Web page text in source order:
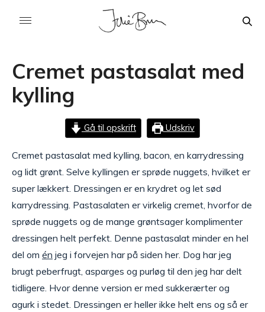
Cremet pastasalat med
kylling
Gå til opskrift Udskriv
Cremet pastasalat med kylling, bacon, en karrydressing
og lidt grønt. Selve kyllingen er sprøde nuggets, hvilket er
super lækkert. Dressingen er en krydret og let sød
karrydressing. Pastasalaten er virkelig cremet, hvorfor de
sprøde nuggets og de mange grøntsager komplimenter
dressingen helt perfekt. Denne pastasalat minder en hel
del om én jeg i forvejen har på siden her. Dog har jeg
brugt peberfrugt, asparges og purløg til den jeg har delt
tidligere. Hvor denne version er med sukkerærter og
agurk i stedet. Dressingen er heller ikke helt ens og så er